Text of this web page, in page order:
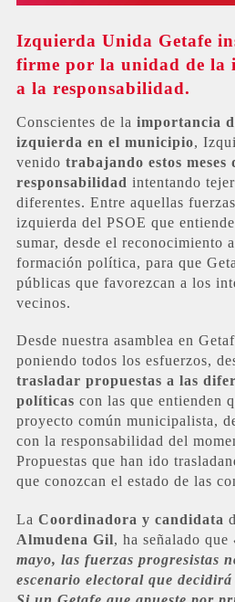
Izquierda Unida Getafe
firme por la unidad de la
a la responsabilidad.
Conscientes de la importancia
izquierda en el municipio,
venido trabajando estos meses
responsabilidad intentando
diferentes. Entre aquellas
izquierda del PSOE que
sumar, desde el reconocimiento
formación política, para que
públicas que favorezcan a los
vecinos.
Desde nuestra asamblea en
poniendo todos los esfuerzos,
trasladar propuestas a las
políticas con las que entienden
proyecto común municipalista,
con la responsabilidad del
Propuestas que han ido
que conozcan el estado de las
La Coordinadora y candidata
Almudena Gil, ha señalado que
mayo, las fuerzas progresistas
escenario electoral que